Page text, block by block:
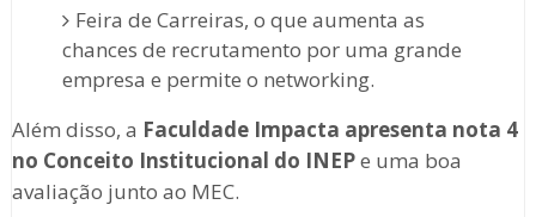
Feira de Carreiras, o que aumenta as
chances de recrutamento por uma grande
empresa e permite o networking.
Além disso, a Faculdade Impacta apresenta nota 4
no Conceito Institucional do INEPe uma boa
avaliação junto ao MEC.